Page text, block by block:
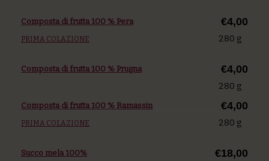
Composta di frutta 100 % Pera €4,00
280 g
PRIMA COLAZIONE
Composta di frutta 100 % Prugna €4,00
280 g
Composta di frutta 100 % Ramassin €4,00
280 g
PRIMA COLAZIONE
Succo mela 100% €18,00